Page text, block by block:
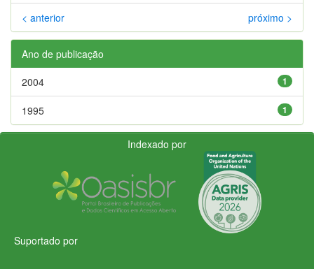
< anterior próximo >
Ano de publicação
1
2004
1
1995
Indexado por
Suportado por